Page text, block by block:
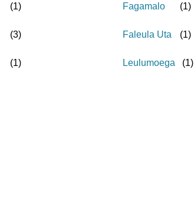
(1)
(3)
(1)
Fagamalo (1)
Faleula Uta (1)
Leulumoega (1)